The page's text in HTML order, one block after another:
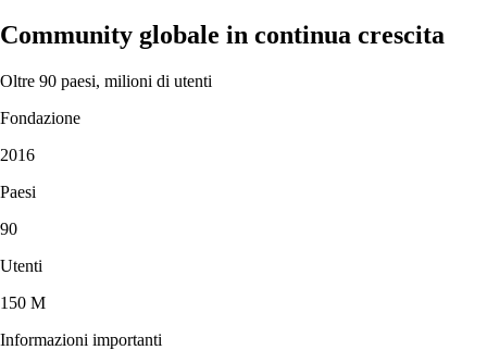
Community globale in continua crescita
Oltre 90 paesi, milioni di utenti
Fondazione
2016
Paesi
90
Utenti
150 M
Informazioni importanti